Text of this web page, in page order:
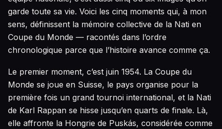
garde toute sa vie. Voici les cinq moments qui, à mon
sens, définissent la mémoire collective de la Nati en
Coupe du Monde — racontés dans l’ordre
chronologique parce que l’histoire avance comme ça.
Le premier moment, c’est juin 1954. La Coupe du
Monde se joue en Suisse, le pays organise pour la
première fois un grand tournoi international, et la Nati
de Karl Rappan se hisse jusqu’en quarts de finale. Là,
elle affronte la Hongrie de Puskás, considérée comme